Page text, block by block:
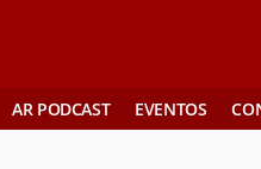
AR PODCAST EVENTOS